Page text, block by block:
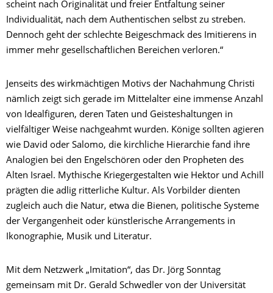
scheint nach Originalität und freier Entfaltung seiner
Individualität, nach dem Authentischen selbst zu streben.
Dennoch geht der schlechte Beigeschmack des Imitierens in
immer mehr gesellschaftlichen Bereichen verloren.“
Jenseits des wirkmächtigen Motivs der Nachahmung Christi
nämlich zeigt sich gerade im Mittelalter eine immense Anzahl
von Idealfiguren, deren Taten und Geisteshaltungen in
vielfältiger Weise nachgeahmt wurden. Könige sollten agieren
wie David oder Salomo, die kirchliche Hierarchie fand ihre
Analogien bei den Engelschören oder den Propheten des
Alten Israel. Mythische Kriegergestalten wie Hektor und Achill
prägten die adlig ritterliche Kultur. Als Vorbilder dienten
zugleich auch die Natur, etwa die Bienen, politische Systeme
der Vergangenheit oder künstlerische Arrangements in
Ikonographie, Musik und Literatur.
Mit dem Netzwerk „Imitation“, das Dr. Jörg Sonntag
gemeinsam mit Dr. Gerald Schwedler von der Universität